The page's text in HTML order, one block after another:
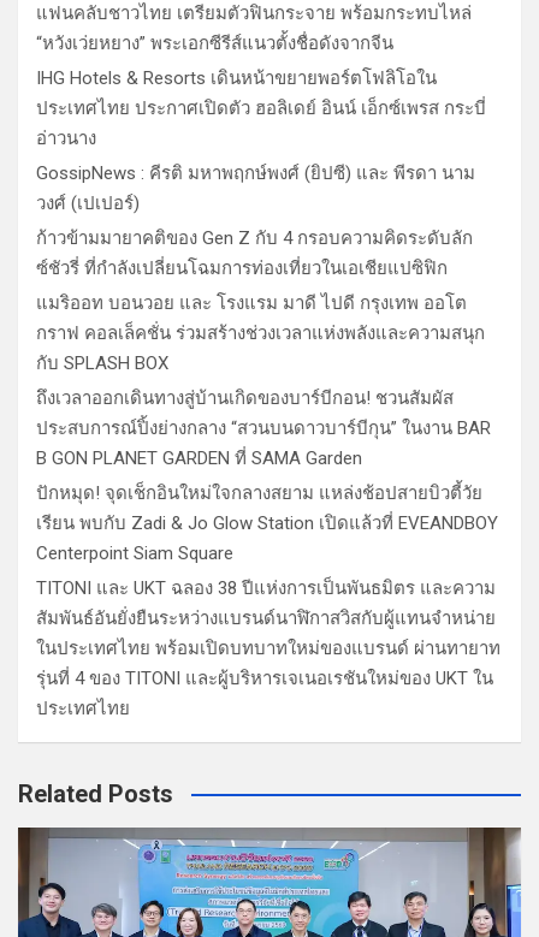
แฟนคลับชาวไทย เตรียมตัวฟินกระจาย พร้อมกระทบไหล่
“หวังเว่ยหยาง” พระเอกซีรีส์แนวตั้งชื่อดังจากจีน
IHG Hotels & Resorts เดินหน้าขยายพอร์ตโฟลิโอใน
ประเทศไทย ประกาศเปิดตัว ฮอลิเดย์ อินน์ เอ็กซ์เพรส กระบี่
อ่าวนาง
GossipNews : คีรติ มหาพฤกษ์พงศ์ (ยิปซี) และ พีรดา นาม
วงศ์ (เปเปอร์)
ก้าวข้ามมายาคติของ Gen Z กับ 4 กรอบความคิดระดับลัก
ซ์ชัวรี่ ที่กำลังเปลี่ยนโฉมการท่องเที่ยวในเอเชียแปซิฟิก
แมริออท บอนวอย และ โรงแรม มาดี ไปดี กรุงเทพ ออโต
กราฟ คอลเล็คชั่น ร่วมสร้างช่วงเวลาแห่งพลังและความสนุก
กับ SPLASH BOX
ถึงเวลาออกเดินทางสู่บ้านเกิดของบาร์บีกอน! ชวนสัมผัส
ประสบการณ์ปิ้งย่างกลาง “สวนบนดาวบาร์บีกุน” ในงาน BAR
B GON PLANET GARDEN ที่ SAMA Garden
ปักหมุด! จุดเช็กอินใหม่ใจกลางสยาม แหล่งช้อปสายบิวตี้วัย
เรียน พบกับ Zadi & Jo Glow Station เปิดแล้วที่ EVEANDBOY
Centerpoint Siam Square
TITONI และ UKT ฉลอง 38 ปีแห่งการเป็นพันธมิตร และความ
สัมพันธ์อันยั่งยืนระหว่างแบรนด์นาฬิกาสวิสกับผู้แทนจำหน่าย
ในประเทศไทย พร้อมเปิดบทบาทใหม่ของแบรนด์ ผ่านทายาท
รุ่นที่ 4 ของ TITONI และผู้บริหารเจเนอเรชันใหม่ของ UKT ใน
ประเทศไทย
Related Posts